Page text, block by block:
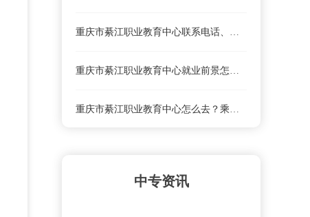
重庆市綦江职业教育中心联系电话、地址是什么？
重庆市綦江职业教育中心就业前景怎么样？
重庆市綦江职业教育中心怎么去？乘车路线
中专资讯